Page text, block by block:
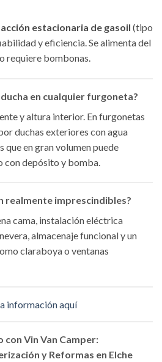
estacionaria de gasoil (tipo
y eficiencia. Se alimenta del
requiere bombonas.
en cualquier furgoneta?
y altura interior. En furgonetas
duchas exteriores con agua
en gran volumen puede
con depósito y bomba.
realmente imprescindibles?
cama, instalación eléctrica
almacenaje funcional y un
claraboya o ventanas
información aquí
Vin Van Camper:
y Reformas en Elche